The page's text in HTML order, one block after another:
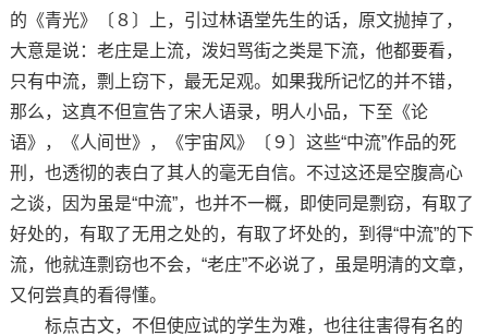
的《青光》〔８〕上，引过林语堂先生的话，原文抛掉了，
大意是说：老庄是上流，泼妇骂街之类是下流，他都要看，
只有中流，剽上窃下，最无足观。如果我所记忆的并不错，
那么，这真不但宣告了宋人语录，明人小品，下至《论
语》，《人间世》，《宇宙风》〔９〕这些“中流”作品的死
刑，也透彻的表白了其人的毫无自信。不过这还是空腹高心
之谈，因为虽是“中流”，也并不一概，即使同是剽窃，有取了
好处的，有取了无用之处的，有取了坏处的，到得“中流”的下
流，他就连剽窃也不会，“老庄”不必说了，虽是明清的文章，
又何尝真的看得懂。
标点古文，不但使应试的学生为难，也往往害得有名的